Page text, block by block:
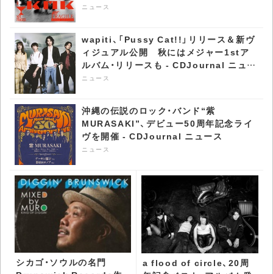
ニュース
wapiti、「Pussy Cat!!」リリース＆新ヴ
ィジュアル公開 秋にはメジャー1stア
ルバム・リリースも - CDJournal ニュー
ス
ニュース
沖縄の伝説のロック・バンド“紫
MURASAKI”、デビュー50周年記念ライ
ヴを開催 - CDJournal ニュース
ニュース
シカゴ・ソウルの名門
a flood of circle、20周